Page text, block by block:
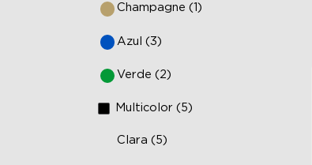
Champagne (1)
Azul (3)
Verde (2)
Multicolor (5)
Clara (5)